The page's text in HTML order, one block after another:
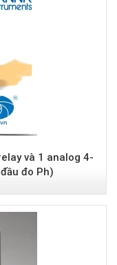
và 1 analog 4-
đo Ph)